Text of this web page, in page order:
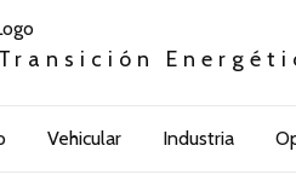
Vehicular Industria